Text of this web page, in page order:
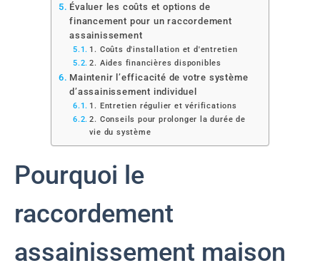
Évaluer les coûts et options de
financement pour un raccordement
assainissement
1. Coûts d'installation et d'entretien
2. Aides financières disponibles
Maintenir l’efficacité de votre système
d’assainissement individuel
1. Entretien régulier et vérifications
2. Conseils pour prolonger la durée de
vie du système
Pourquoi le
raccordement
assainissement maison